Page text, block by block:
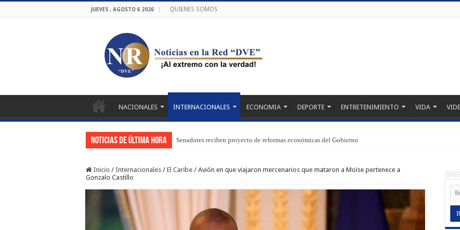
JUEVES , AGOSTO 6 2026 QUIENES SOMOS
NACIONALES INTERNACIONALES ECONOMIA DEPORTE ENTRETENIMIENTO VIDA
Noticias de última hora Senadores reciben proyecto de reformas económicas del Gobierno
Inicio / Internacionales / El Caribe / Avión en que viajaron mercenarios que mataron a Moïse pertenece a
Gonzalo Castillo